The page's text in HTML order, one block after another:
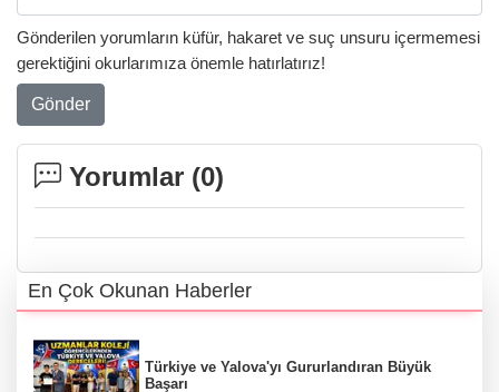
Gönderilen yorumların küfür, hakaret ve suç unsuru içermemesi
gerektiğini okurlarımıza önemle hatırlatırız!
Gönder
Yorumlar (0)
En Çok Okunan Haberler
Türkiye ve Yalova'yı Gururlandıran Büyük
Başarı